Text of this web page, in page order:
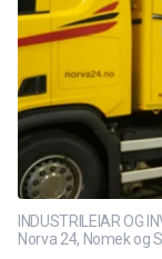
INDUSTRILEIAR OG
Norva 24, Nomek og